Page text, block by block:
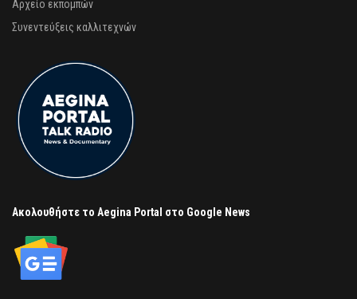
Αρχείο εκπομπών
Συνεντεύξεις καλλιτεχνών
Ακολουθήστε το Aegina Portal στο Google News